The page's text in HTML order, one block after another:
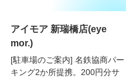
アイモア 新瑞橋店(eye
mor.)
[駐車場のご案内] 名鉄協商パー
キング2か所提携。200円分サ